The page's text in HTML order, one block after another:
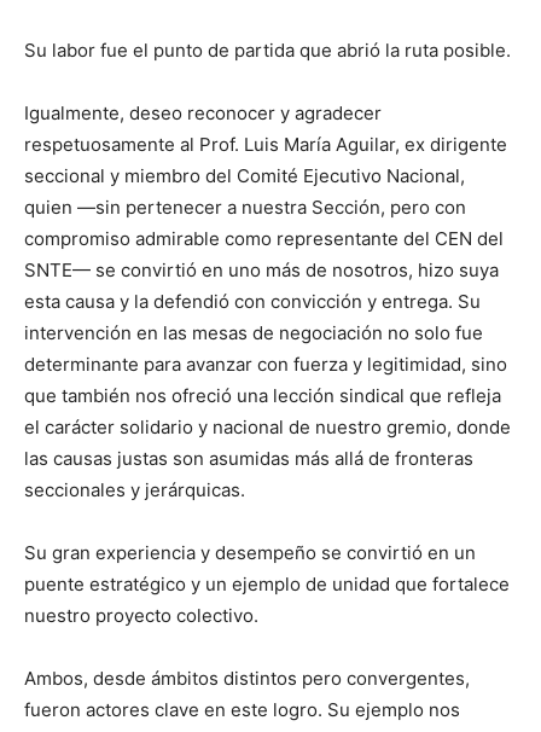
Su labor fue el punto de partida que abrió la ruta posible.
Igualmente, deseo reconocer y agradecer
respetuosamente al Prof. Luis María Aguilar, ex dirigente
seccional y miembro del Comité Ejecutivo Nacional,
quien —sin pertenecer a nuestra Sección, pero con
compromiso admirable como representante del CEN del
SNTE— se convirtió en uno más de nosotros, hizo suya
esta causa y la defendió con convicción y entrega. Su
intervención en las mesas de negociación no solo fue
determinante para avanzar con fuerza y legitimidad, sino
que también nos ofreció una lección sindical que refleja
el carácter solidario y nacional de nuestro gremio, donde
las causas justas son asumidas más allá de fronteras
seccionales y jerárquicas.
Su gran experiencia y desempeño se convirtió en un
puente estratégico y un ejemplo de unidad que fortalece
nuestro proyecto colectivo.
Ambos, desde ámbitos distintos pero convergentes,
fueron actores clave en este logro. Su ejemplo nos